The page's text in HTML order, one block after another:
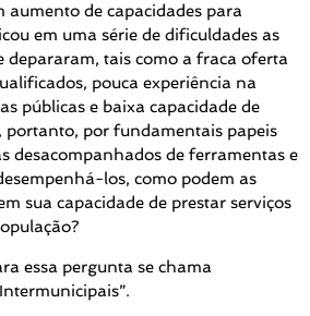
de capacidades para
em uma série de dificuldades as
depararam, tais como a fraca oferta
pouca experiência na
públicas e baixa capacidade de
portanto, por fundamentais papeis
desacompanhados de ferramentas e
los, como podem as
sua capacidade de prestar serviços
essa pergunta se chama